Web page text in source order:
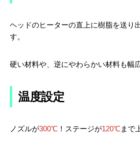
ヘッドのヒーターの直上に樹脂を送り
す。
硬い材料や、逆にやわらかい材料も幅
温度設定
ノズルが300℃ ！ステージが120℃ まで